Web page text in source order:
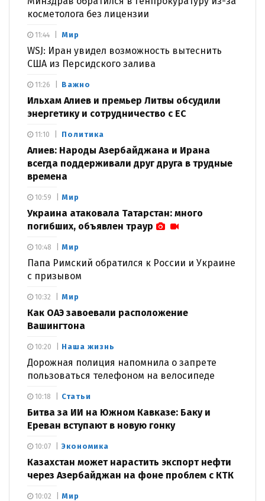
косметолога без лицензии
Мир
WSJ: Иран увидел возможность вытеснить
США из Персидского залива
11:44
Важно
Ильхам Алиев и премьер Литвы обсудили
энергетику и сотрудничество с ЕС
11:26
Политика
Алиев: Народы Азербайджана и Ирана
всегда поддерживали друг друга в трудные
времена
11:10
Мир
Украина атаковала Татарстан: много
погибших, объявлен траур
10:59
Мир
Папа Римский обратился к России и Украине
с призывом
10:48
Мир
Как ОАЭ завоевали расположение
Вашингтона
10:32
Наша жизнь
Дорожная полиция напомнила о запрете
пользоваться телефоном на велосипеде
10:20
Статьи
Битва за ИИ на Южном Кавказе: Баку и
Ереван вступают в новую гонку
10:18
Экономика
Казахстан может нарастить экспорт нефти
через Азербайджан на фоне проблем с КТК
10:07
Мир
10:02